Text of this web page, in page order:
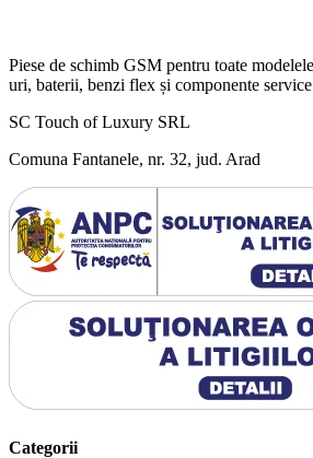
Piese de schimb GSM pentru toate
uri, baterii, benzi flex și componente
SC Touch of Luxury SRL
Comuna Fantanele, nr. 32, jud. Arad
Categorii